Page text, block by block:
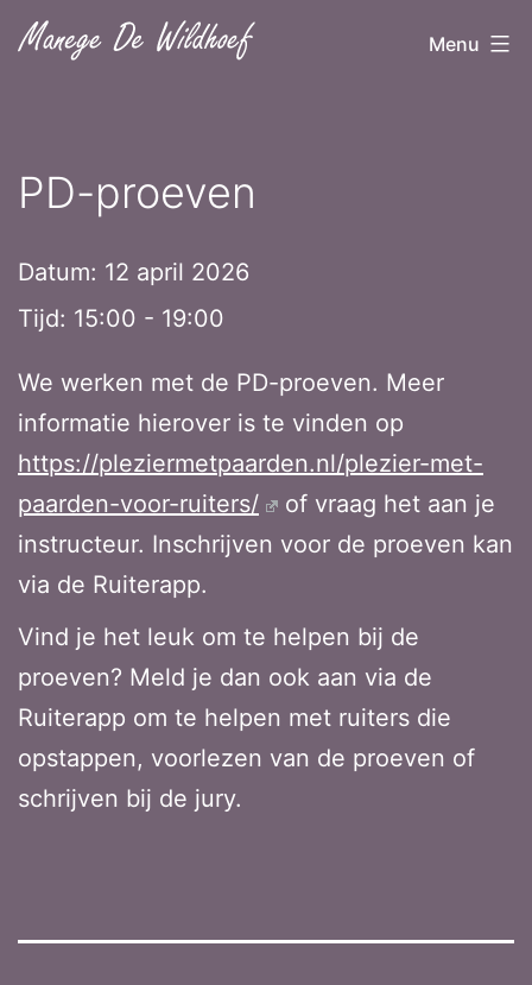
naar
Menu
PD-proeven
Datum: 12 april 2026
Tijd: 15:00 - 19:00
We werken met de PD-proeven. Meer
informatie hierover is te vinden op
https://pleziermetpaarden.nl/plezier-met-
paarden-voor-ruiters/
of vraag het aan je
instructeur. Inschrijven voor de proeven kan
via de Ruiterapp.
Vind je het leuk om te helpen bij de
proeven? Meld je dan ook aan via de
Ruiterapp om te helpen met ruiters die
opstappen, voorlezen van de proeven of
schrijven bij de jury.